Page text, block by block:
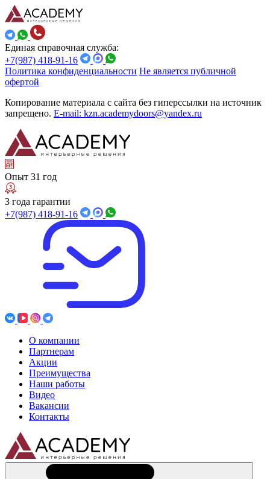
Единая справочная служба:
+7(987) 418-91-16
Политика конфиденциальности Не является публичной
офертой
Копирование материала с сайта без гиперссылки на источник
запрещено. E-mail: kzn.academydoors@yandex.ru
Опыт 31 год
3 года гарантии
+7(987) 418-91-16
О компании
Партнерам
Акции
Преимущества
Наши работы
Видео
Вакансии
Контакты